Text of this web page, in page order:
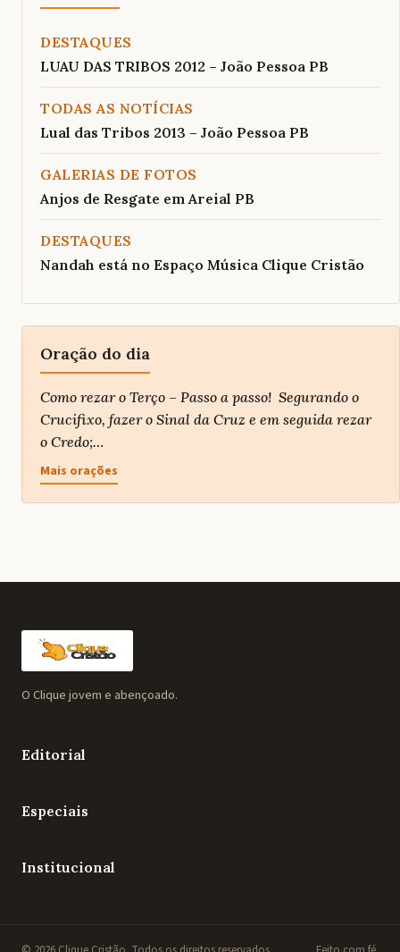
DESTAQUES
LUAU DAS TRIBOS 2012 – João Pessoa PB
TODAS AS NOTÍCIAS
Lual das Tribos 2013 – João Pessoa PB
GALERIAS DE FOTOS
Anjos de Resgate em Areial PB
DESTAQUES
Nandah está no Espaço Música Clique Cristão
Oração do dia
Como rezar o Terço – Passo a passo! Segurando o
Crucifixo, fazer o Sinal da Cruz e em seguida rezar
o Credo;…
Mais orações
O Clique jovem e abençoado.
Editorial
Especiais
Institucional